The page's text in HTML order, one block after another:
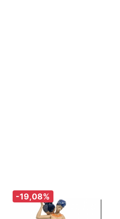
-19,08%